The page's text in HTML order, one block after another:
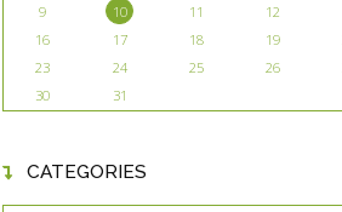
9
10 11 12
16
17 18 19
23
24 25 26
30
31
CATEGORIES